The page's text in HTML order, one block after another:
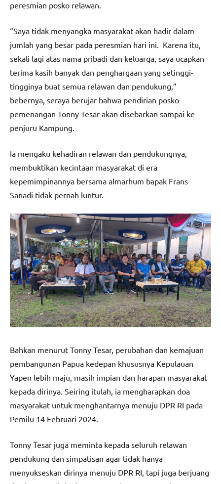
peresmian posko relawan.
“Saya tidak menyangka masyarakat akan hadir dalam
jumlah yang besar pada peresmian hari ini. Karena itu,
sekali lagi atas nama pribadi dan keluarga, saya ucapkan
terima kasih banyak dan penghargaan yang setinggi-
tingginya buat semua relawan dan pendukung,”
bebernya, seraya berujar bahwa pendirian posko
pemenangan Tonny Tesar akan disebarkan sampai ke
penjuru Kampung.
Ia mengaku kehadiran relawan dan pendukungnya,
membuktikan kecintaan masyarakat di era
kepemimpinannya bersama almarhum bapak Frans
Sanadi tidak pernah luntur.
Bahkan menurut Tonny Tesar, perubahan dan kemajuan
pembangunan Papua kedepan khususnya Kepulauan
Yapen lebih maju, masih impian dan harapan masyarakat
kepada dirinya. Seiring itulah, ia mengharapkan doa
masyarakat untuk menghantarnya menuju DPR RI pada
Pemilu 14 Februari 2024.
Tonny Tesar juga meminta kepada seluruh relawan
pendukung dan simpatisan agar tidak hanya
menyukseskan dirinya menuju DPR RI, tapi juga berjuang